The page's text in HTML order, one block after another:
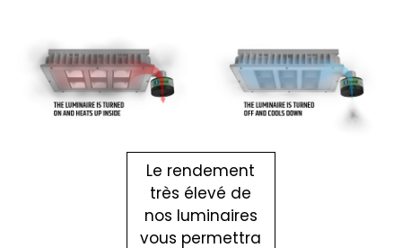
Le rendement
très élevé de
nos luminaires
vous permettra